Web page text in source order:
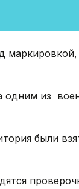
одним из
были